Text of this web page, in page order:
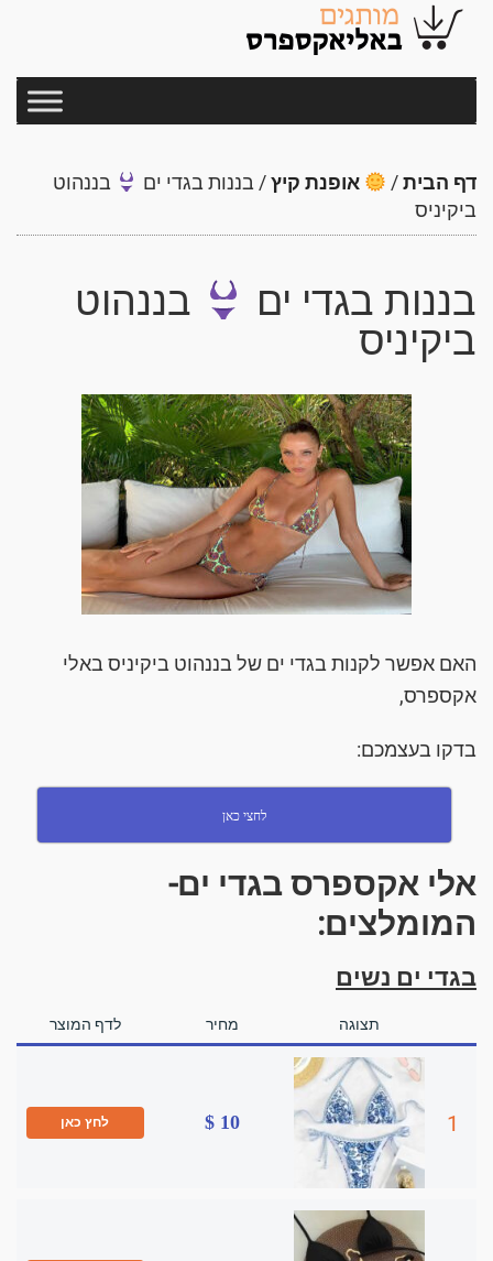
דף הבית/ אופנת קיץ / בננות בגדי ים
בננהוט
ביקיניס
בננות בגדי ים
בננהוט
ביקיניס
האם אפשר לקנות בגדי ים של בננהוט ביקיניס באלי
אקספרס,
בדקו בעצמכם:
לחצי כאן
אלי אקספרס בגדי ים-
המומלצים:
בגדי ים נשים
תצוגה מחיר לדף המוצר
1
10 $ לחץ כאן